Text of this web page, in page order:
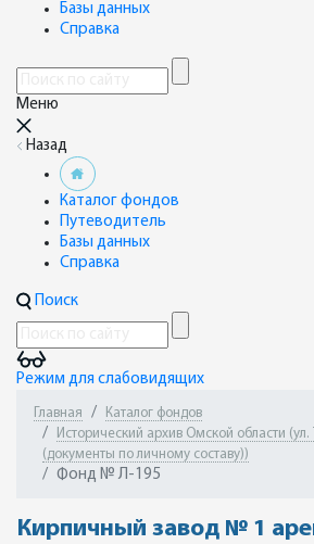
Базы данных
Справка
Меню
Назад
Каталог фондов
Путеводитель
Базы данных
Справка
Поиск
Режим для слабовидящих
Главная
Каталог фондов
Исторический архив Омской области (ул.
(документы по личному составу))
Фонд № Л-195
Кирпичный завод № 1